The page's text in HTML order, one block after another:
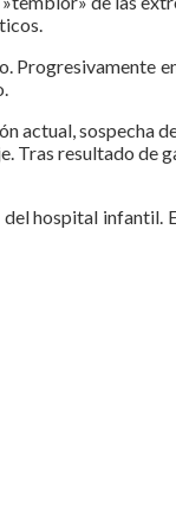
actual, sospecha
Tras resultado
hospital